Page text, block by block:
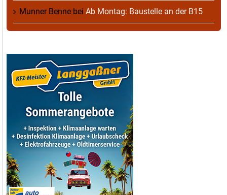
Munner Benne bei Ab Montag: Baustelle an der B15